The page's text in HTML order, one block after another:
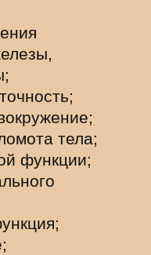
тела;
функции;